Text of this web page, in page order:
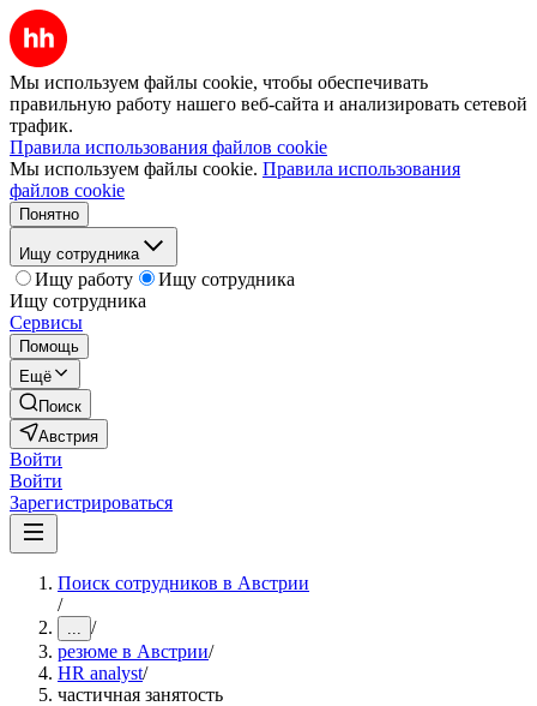
Мы используем файлы cookie, чтобы обеспечивать
правильную работу нашего веб-сайта и анализировать сетевой
трафик.
Правила использования файлов cookie
Мы используем файлы cookie. Правила использования
файлов cookie
Понятно
Ищу сотрудника
Ищу работу
Ищу сотрудника
Ищу сотрудника
Сервисы
Помощь
Ещё
Поиск
Австрия
Войти
Войти
Зарегистрироваться
Поиск сотрудников в Австрии
/
... /
резюме в Австрии/
HR analyst/
частичная занятость